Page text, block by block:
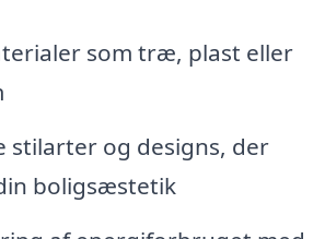
som træ, plast eller
stilarter og designs, der
boligsæstetik